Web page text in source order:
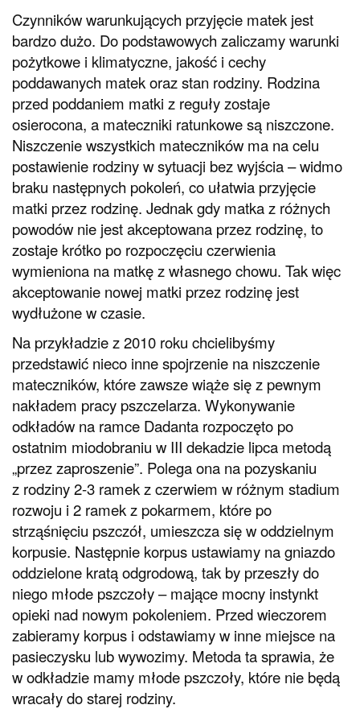
Czynników warunkujących przyjęcie matek jest
bardzo dużo. Do podstawowych zaliczamy warunki
pożytkowe i klimatyczne, jakość i cechy
poddawanych matek oraz stan rodziny. Rodzina
przed poddaniem matki z reguły zostaje
osierocona, a mateczniki ratunkowe są niszczone.
Niszczenie wszystkich mateczników ma na celu
postawienie rodziny w sytuacji bez wyjścia – widmo
braku następnych pokoleń, co ułatwia przyjęcie
matki przez rodzinę. Jednak gdy matka z różnych
powodów nie jest akceptowana przez rodzinę, to
zostaje krótko po rozpoczęciu czerwienia
wymieniona na matkę z własnego chowu. Tak więc
akceptowanie nowej matki przez rodzinę jest
wydłużone w czasie.
Na przykładzie z 2010 roku chcielibyśmy
przedstawić nieco inne spojrzenie na niszczenie
mateczników, które zawsze wiąże się z pewnym
nakładem pracy pszczelarza. Wykonywanie
odkładów na ramce Dadanta rozpoczęto po
ostatnim miodobraniu w III dekadzie lipca metodą
„przez zaproszenie”. Polega ona na pozyskaniu
z rodziny 2-3 ramek z czerwiem w różnym stadium
rozwoju i 2 ramek z pokarmem, które po
strząśnięciu pszczół, umieszcza się w oddzielnym
korpusie. Następnie korpus ustawiamy na gniazdo
oddzielone kratą odgrodową, tak by przeszły do
niego młode pszczoły – mające mocny instynkt
opieki nad nowym pokoleniem. Przed wieczorem
zabieramy korpus i odstawiamy w inne miejsce na
pasieczysku lub wywozimy. Metoda ta sprawia, że
w odkładzie mamy młode pszczoły, które nie będą
wracały do starej rodziny.